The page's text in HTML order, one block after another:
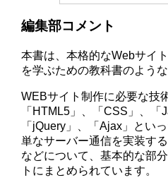
編集部コメント
本書は、本格的なWebサイ
を学ぶための教科書のよう
WEBサイト制作に必要な技
「HTML5」、「CSS」、「
「jQuery」、「Ajax」とい
単なサーバー通信を実装す
などについて、基本的な部
トにまとめられています。